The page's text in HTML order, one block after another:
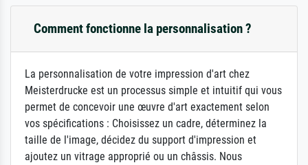
Comment fonctionne la personnalisation ?
La personnalisation de votre impression d'art chez
Meisterdrucke est un processus simple et intuitif qui vous
permet de concevoir une œuvre d'art exactement selon
vos spécifications : Choisissez un cadre, déterminez la
taille de l'image, décidez du support d'impression et
ajoutez un vitrage approprié ou un châssis. Nous